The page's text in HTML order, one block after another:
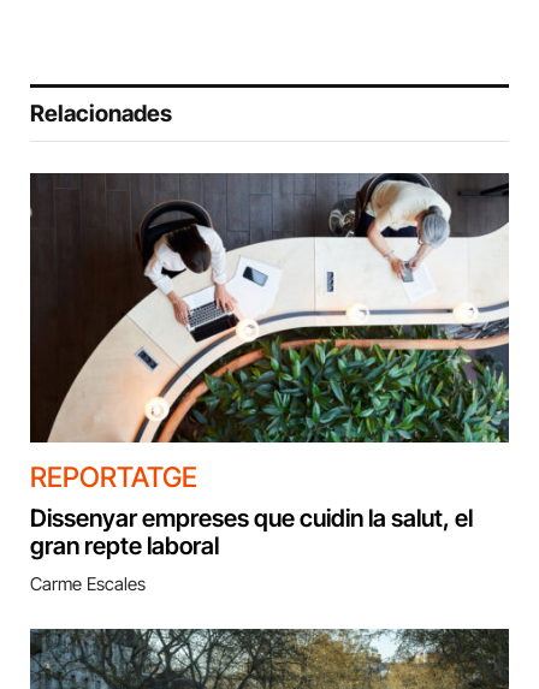
Relacionades
REPORTATGE
Dissenyar empreses que cuidin la salut, el
gran repte laboral
Carme Escales